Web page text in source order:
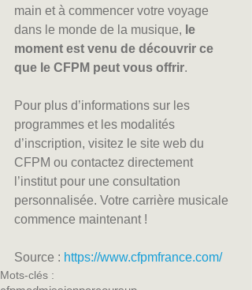
main et à commencer votre voyage
dans le monde de la musique, le
moment est venu de découvrir ce
que le CFPM peut vous offrir.
Pour plus d’informations sur les
programmes et les modalités
d’inscription, visitez le site web du
CFPM ou contactez directement
l’institut pour une consultation
personnalisée. Votre carrière musicale
commence maintenant !
Source : https://www.cfpmfrance.com/
Mots-clés :